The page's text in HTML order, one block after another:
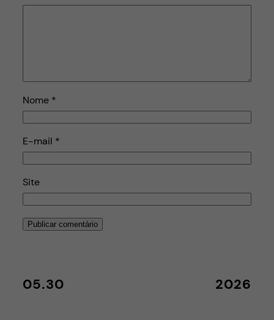
Nome *
E-mail *
Site
05.30 2026